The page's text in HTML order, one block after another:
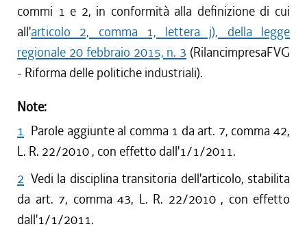
commi 1 e 2, in conformità alla definizione di cui
all'articolo 2, comma 1, lettera j), della legge
regionale 20 febbraio 2015, n. 3 (RilancimpresaFVG
- Riforma delle politiche industriali).
Note:
1 Parole aggiunte al comma 1 da art. 7, comma 42,
L. R. 22/2010 , con effetto dall'1/1/2011.
2 Vedi la disciplina transitoria dell'articolo, stabilita
da art. 7, comma 43, L. R. 22/2010 , con effetto
dall'1/1/2011.